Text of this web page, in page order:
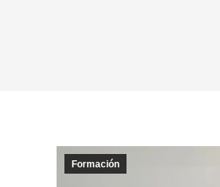
Formación